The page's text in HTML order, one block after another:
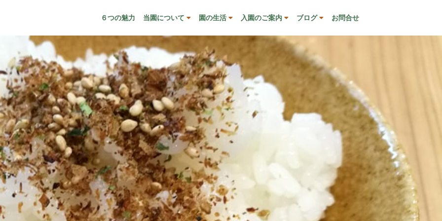
６つの魅力 当園について 園の生活 入園のご案内 ブログ お問合せ